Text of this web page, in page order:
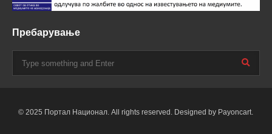
Пребарување
© 2025 Портал Национал. All rights reserved. Designed by Payoncart.